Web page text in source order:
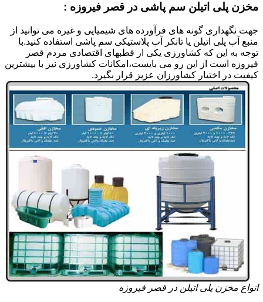
مخزن پلی اتیلن سم پاشی در قصر فیروزه :
جهت نگهداری گونه های فرآورده های شیمیایی و غیره می توانید از
منبع آب پلی اتیلن یا تانکر آب پلاستیکی سم پاشی استفاده کنید.با
توجه به این که کشاورزی یکی از قطبهای اقتصادی مردم قصر
فیروزه است از این رو می بایست،امکانات کشاورزی نیز با بیشترین
کیفیت در اختیار کشاورزان عزیز قرار بگیرد.
انواع مخزن پلی اتیلن در قصر فیروزه